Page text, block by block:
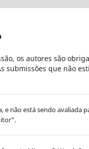
os autores são
submissões que não
e não está sendo avaliada